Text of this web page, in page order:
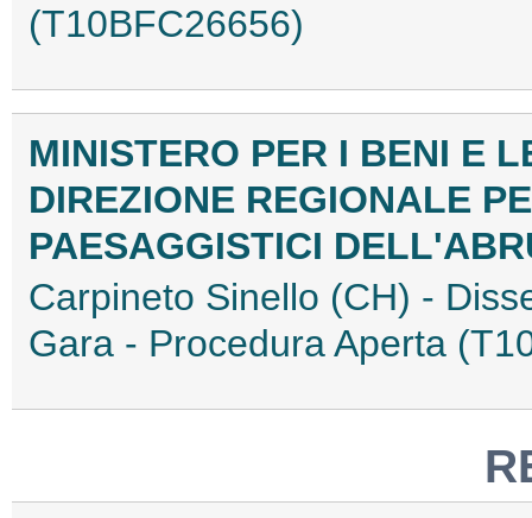
(T10BFC26656)
MINISTERO PER I BENI E
DIREZIONE REGIONALE
PAESAGGISTICI
Carpineto Sinello (CH) -
Gara - Procedura Aperta